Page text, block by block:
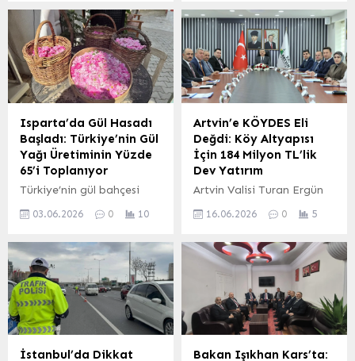
Yıldırım’ın nikahını,
Gülşehir Belediye Başkanı
Şakir Yıldırım kıydı.
Törene, Yozgat Valisi
Mehmet Ali Özkan, Sorgun
Kaymakamı Abdurrezzak
Canpolat, Büyük Birlik
Partisi (BBP) il ve ilçe
yöneticileri, siyasetçiler,
bürokratlar ve çok sayıda
davetli katılarak çiftin
mutluluğuna ortak oldu....
yaşandı. Bu özel günde,
Susuz Kaymakamı
Muhammed Emin Tutal,
makamını temsili olarak
öğrencilere devretti. 100.
Yıl İlkokulu 4/A sınıfı
öğrencileri Edanaz
Şimşekliel ve Ömer Hattap
Minkara, kaymakamlık
koltuğuna oturarak günün
yaşadı. Büyük bir heyecan
ve gururla...
Isparta’da Gül Hasadı
Başladı: Türkiye’nin Gül
Yağı Üretiminin Yüzde
65’i Toplanıyor
Türkiye’nin gül bahçesi
yağı üretiminin önemli bir
Isparta’da, 2024 yılı gül
hasadı başladı. Çiftçiler,
güneşin yağ oranını
düşürmeden en yüksek
verimi alabilmek için
sabahın erken saatlerinde
gül bahçelerinde toplama
03.06.2026 0 10
Artvin’e KÖYDES Eli
Değdi: Köy Altyapısı
İçin 184 Milyon TL’lik
Dev Yatırım
Artvin Valisi Turan Ergün
Köylerin Alt Yapısını
(KÖYDES) İl Tahsisat
Komisyonu, kenttin
kalkınması için önemli bir
karara imza attı. Valilik
Toplantı Salonu’nda
gerçekleşen toplantıda,
Artvin merkez ve ilçeleri
16.06.2026 0 5
İstanbul’da Dikkat Bakan Işıkhan Kars’ta: